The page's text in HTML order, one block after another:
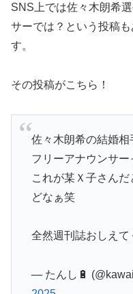
SNS上では佐々木朗希
サーでは？という投稿
す。
その投稿がこちら！
佐々木朗希の結婚相
フリーアナウンサー
これが某Ｘ子さん
どなぁ笑
全然週刊誌おしえ
— たんし🔋